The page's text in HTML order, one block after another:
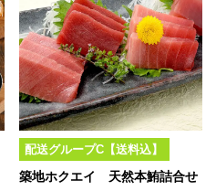
配送グループC【送料込】
築地ホクエイ 天然本鮪詰合せ